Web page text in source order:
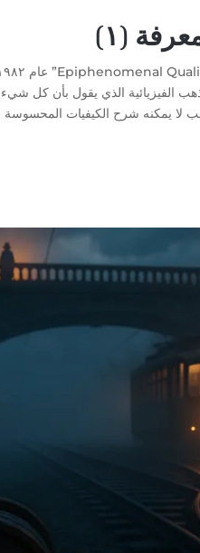
(١)
الذي يقول بأن كل شيء
يمكنه شرح الكيفيات المحسوسة